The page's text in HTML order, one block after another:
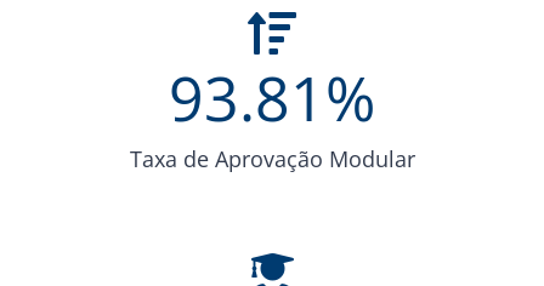
93.81%
Taxa de Aprovação Modular